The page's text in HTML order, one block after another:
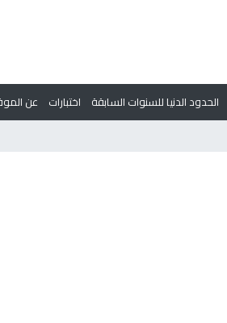
الحدود الدنيا للسنوات السابقة اختبارات عن